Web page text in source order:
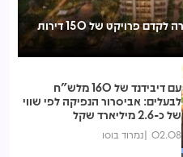
מותג עירוני נכנסת לירושלים: נבחרה לקדם פרויקט של 150 דירות
עם דיבידנד של 160 מלש"ח
לבעלים: אביסרור הנפיקה לפי שווי
של כ-2.6 מיליארד שקל
02.08 נמרוד בוסו